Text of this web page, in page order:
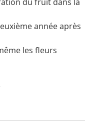
année après
les fleurs